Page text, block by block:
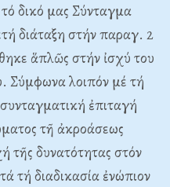
δικό μας Σύνταγμα
διάταξη στήν παραγ. 2
ἅπλῶς στήν ἰσχύ του
Σύμφωνα λοιπόν μέ τή
ἐπιταγή
τῆ ἀκροάσεως
τῆς δυνατότητας στόν
τή διαδικασία ἐνώπιον